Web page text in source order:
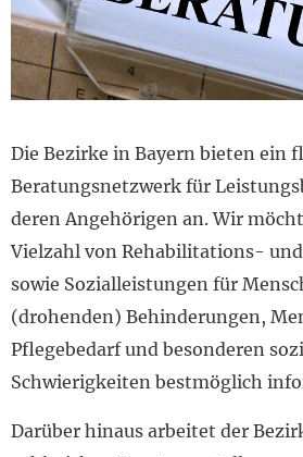
Die Bezirke in Bayern bieten ein
Beratungsnetzwerk für
deren Angehörigen an. Wir
Vielzahl von Rehabilitations-
sowie Sozialleistungen für
(drohenden) Behinderungen,
Pflegebedarf und besonderen
Schwierigkeiten bestmöglich
Darüber hinaus arbeitet der